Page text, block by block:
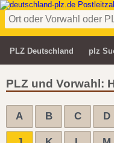
PLZ Deutschland plz
PLZ und Vorwahl:
A B C D